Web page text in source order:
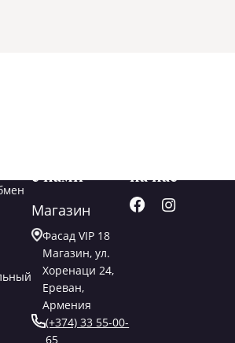
с нами
Магазин
Фасад VIP 18
Магазин, ул.
Хоренаци 24,
Ереван,
Армения
(+374) 33 55-00-
65
на нас